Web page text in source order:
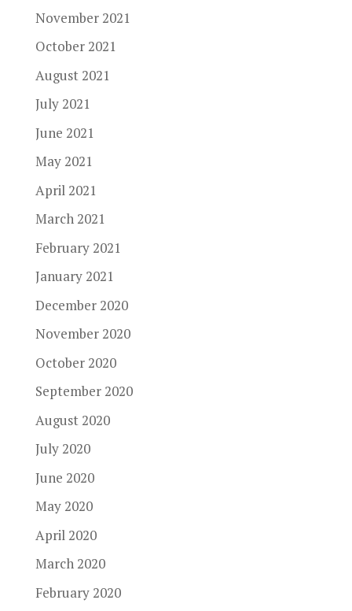
November 2021
October 2021
August 2021
July 2021
June 2021
May 2021
April 2021
March 2021
February 2021
January 2021
December 2020
November 2020
October 2020
September 2020
August 2020
July 2020
June 2020
May 2020
April 2020
March 2020
February 2020